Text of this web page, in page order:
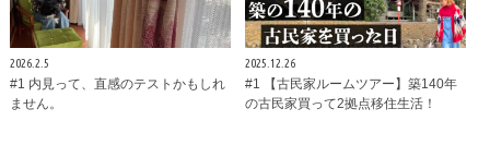
2026.2.5
#1 内見って、直感のテストかもしれ
ません。
2025.12.26
#1 【古民家ルームツアー】築140年
の古民家買って2拠点移住生活！